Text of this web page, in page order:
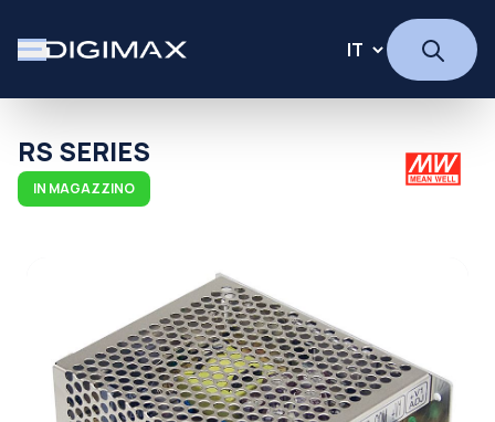
RS SERIES
IN MAGAZZINO